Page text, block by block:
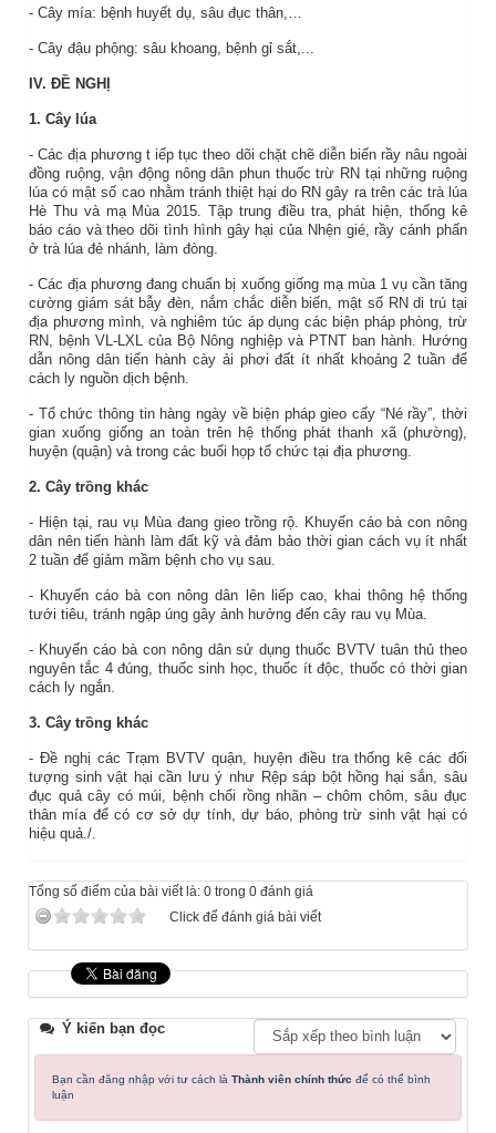
- Cây mía: bệnh huyết dụ, sâu đục thân,…
- Cây đậu phộng: sâu khoang, bệnh gỉ sắt,...
IV. ĐỀ NGHỊ
1. Cây lúa
- Các địa phương tiếp tục theo dõi chặt chẽ diễn biến rầy nâu ngoài
đồng ruộng, vận động nông dân phun thuốc trừ RN tại những ruộng
lúa có mật số cao nhằm tránh thiệt hại do RN gây ra trên các trà lúa
Hè Thu và mạ Mùa 2015. Tập trung điều tra, phát hiện, thống kê
báo cáo và theo dõi tình hình gây hại của Nhện gié, rầy cánh phấn
ở trà lúa đẻ nhánh, làm đòng.
-Các địa phương đang chuẩn bị xuống giống mạ mùa 1 vụ cần tăng
cường giám sát bẫy đèn, nắm chắc diễn biến, mật số RN di trú tại
địa phương mình, và nghiêm túc áp dụng các biện pháp phòng, trừ
RN, bệnh VL-LXL của Bộ Nông nghiệp và PTNT ban hành. Hướng
dẫn nông dân tiến hành cày ải phơi đất ít nhất khoảng 2 tuần để
cách ly nguồn dịch bệnh.
- Tổ chức thông tin hàng ngày về biện pháp gieo cấy “Né rầy”, thời
gian xuống giống an toàn trên hệ thống phát thanh xã (phường),
huyện (quận) và trong các buổi họp tổ chức tại địa phương.
2. Cây trồng khác
- Hiện tại, rau vụ Mùa đang gieo trồng rộ. Khuyến cáo bà con nông
dân nên tiến hành làm đất kỹ và đảm bảo thời gian cách vụ ít nhất
2 tuần để giảm mầm bệnh cho vụ sau.
- Khuyến cáo bà con nông dân lên liếp cao, khai thông hệ thống
tưới tiêu, tránh ngập úng gây ảnh hưởng đến cây rau vụ Mùa.
- Khuyến cáo bà con nông dân sử dụng thuốc BVTV tuân thủ theo
nguyên tắc 4 đúng, thuốc sinh học, thuốc ít độc, thuốc có thời gian
cách ly ngắn.
3. Cây trồng khác
- Đề nghị các Trạm BVTV quận, huyện điều tra thống kê các đối
tượng sinh vật hại cần lưu ý như Rệp sáp bột hồng hại sắn, sâu
đục quả cây có múi, bệnh chổi rồng nhãn – chôm chôm, sâu đục
thân mía để có cơ sở dự tính, dự báo, phòng trừ sinh vật hại có
hiệu quả./.
Tổng số điểm của bài viết là: 0 trong 0 đánh giá
Click để đánh giá bài viết
Ý kiến bạn đọc
Bạn cần đăng nhập với tư cách là Thành viên chính thức để có thể bình
luận